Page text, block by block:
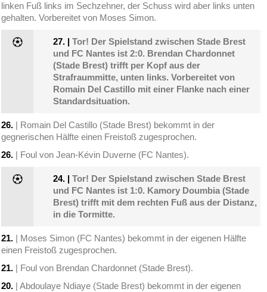
linken Fuß links im Sechzehner, der Schuss wird aber links unten
gehalten. Vorbereitet von Moses Simon.
27. |Tor! Der Spielstand zwischen Stade Brest
und FC Nantes ist 2:0. Brendan Chardonnet
(Stade Brest) trifft per Kopf aus der
Strafraummitte, unten links. Vorbereitet von
Romain Del Castillo mit einer Flanke nach einer
Standardsituation.
26. | Romain Del Castillo (Stade Brest) bekommt in der
gegnerischen Hälfte einen Freistoß zugesprochen.
26. | Foul von Jean-Kévin Duverne (FC Nantes).
24. |Tor! Der Spielstand zwischen Stade Brest
und FC Nantes ist 1:0. Kamory Doumbia (Stade
Brest) trifft mit dem rechten Fuß aus der Distanz,
in die Tormitte.
21. | Moses Simon (FC Nantes) bekommt in der eigenen Hälfte
einen Freistoß zugesprochen.
21. | Foul von Brendan Chardonnet (Stade Brest).
20. | Abdoulaye Ndiaye (Stade Brest) bekommt in der eigenen